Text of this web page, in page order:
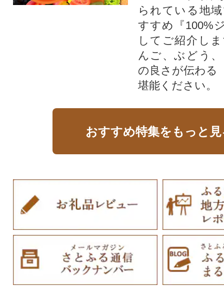
られている地
すすめ『100%
してご紹介し
んご、ぶどう
の良さが伝わる
堪能ください。
おすすめ特集をもっと